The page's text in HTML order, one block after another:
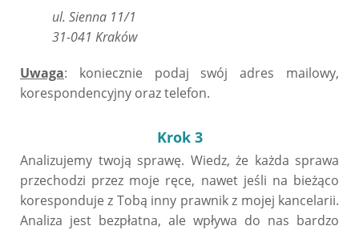
ul. Sienna 11/1
31-041 Kraków
Uwaga: koniecznie podaj swój adres mailowy,
korespondencyjny oraz telefon.
Krok 3
Analizujemy twoją sprawę. Wiedz, że każda sprawa
przechodzi przez moje ręce, nawet jeśli na bieżąco
koresponduje z Tobą inny prawnik z mojej kancelarii.
Analiza jest bezpłatna, ale wpływa do nas bardzo